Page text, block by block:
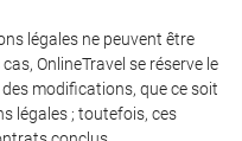
légales ne peuvent être
OnlineTravel se réserve le
modifications, que ce soit
légales ; toutefois, ces